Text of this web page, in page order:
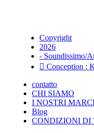
Copyright
2026
- Soundissimo/
Conception :
contatto
CHI SIAMO
I NOSTRI
Blog
CONDIZIONI DI